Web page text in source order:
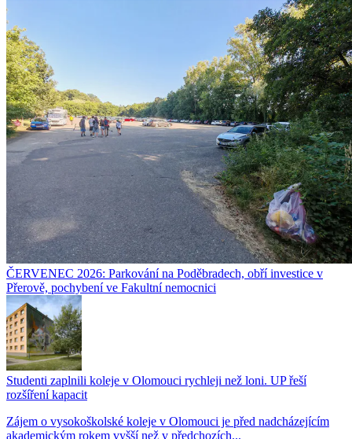
ČERVENEC 2026: Parkování na Poděbradech, obří investice v
Přerově, pochybení ve Fakultní nemocnici
Studenti zaplnili koleje v Olomouci rychleji než loni. UP řeší
rozšíření kapacit
Zájem o vysokoškolské koleje v Olomouci je před nadcházejícím
akademickým rokem vyšší než v předchozích...